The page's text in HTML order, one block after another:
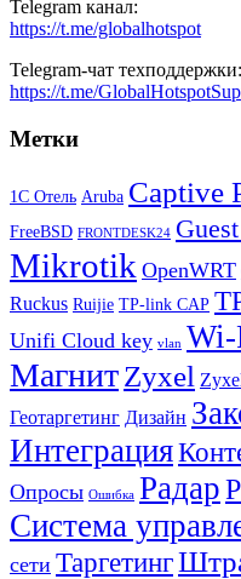
Telegram канал:
https://t.me/globalhotspot
Telegram-чат техподдержки:
https://t.me/
Метки
1С Отель Aruba Captive
FreeBSD FRONTDESK24
Mikrotik OpenWRT
Ruckus Ruijie TP-link CAP
Unifi Cloud key vlan Wi-
МагнитZyxel
Геотаргетинг Дизайн
Интеграция
Опросы Ошибка Радар
Система
сети Таргетинг